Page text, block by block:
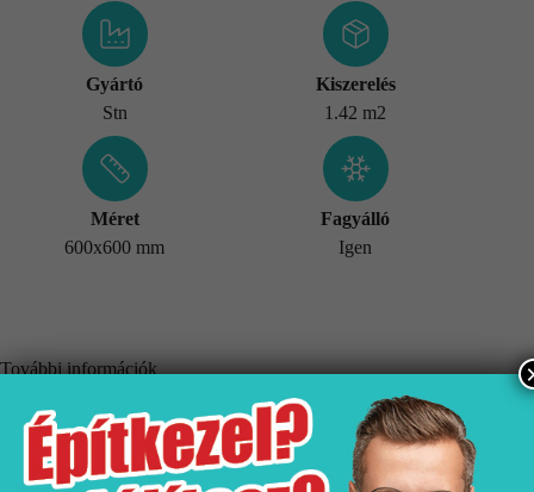
Gyártó
Stn
Kiszerelés
1.42 m2
Méret
600x600 mm
Fagyálló
Igen
További információk
Tömeg 28,61 kg
Értékesítési egység doboz